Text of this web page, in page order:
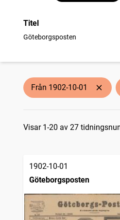
Titel
Göteborgsposten
träffar
Från 1902-10-01
Visar 1-20 av 27
1902-10-01
Göteborgsposten